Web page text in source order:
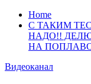
Home
С ТАКИМ
НАДО!!
НА
Видеоканал